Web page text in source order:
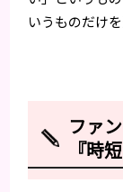
いうものだけ
ファ
『時